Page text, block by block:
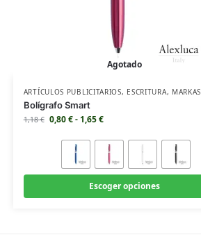
Agotado
ARTÍCULOS PUBLICITARIOS, ESCRITURA, MARKAS
Bolígrafo Smart
1,18€ 0,80€- 1,65€
Escoger opciones